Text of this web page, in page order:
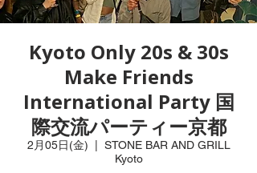
Kyoto Only 20s & 30s
Make Friends
International Party 国
際交流パーティー京都
2月05日(金)
STONE BAR AND GRILL
Kyoto